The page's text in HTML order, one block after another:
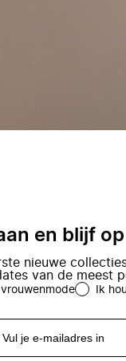
en blijf
nieuwe
van de meest
vrouwenmode Ik